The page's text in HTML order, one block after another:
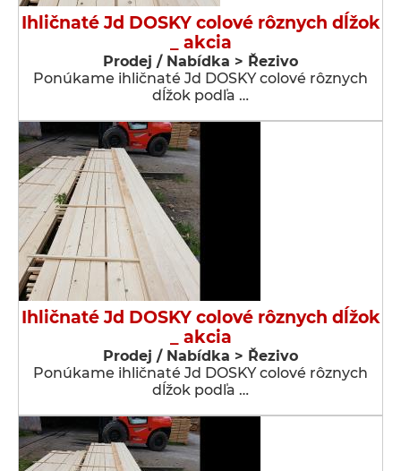
Ihličnaté Jd DOSKY colové rôznych dĺžok
_ akcia
Prodej / Nabídka > Řezivo
Ponúkame ihličnaté Jd DOSKY colové rôznych
dĺžok podľa …
Ihličnaté Jd DOSKY colové rôznych dĺžok
_ akcia
Prodej / Nabídka > Řezivo
Ponúkame ihličnaté Jd DOSKY colové rôznych
dĺžok podľa …